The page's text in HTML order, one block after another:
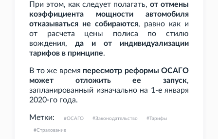
При этом, как следует полагать, от отмены
коэффициента мощности автомобиля
отказываться не собираются, равно как и
от расчета цены полиса по стилю
вождения, да и от индивидуализации
тарифов в принципе.
В то же время пересмотр реформы ОСАГО
может отложить ее запуск,
запланированный изначально на 1-е января
2020-го года.
Метки: ОСАГО Законодательство Тарифы
Страхование